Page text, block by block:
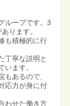
ループです。3
ります。
も積極的に行
丁寧な説明と
います。
もあるので、
応力が身に付
わせた働き方